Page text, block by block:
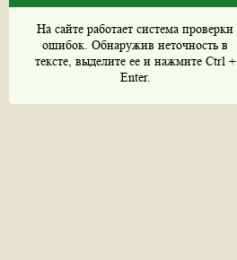
На сайте работает система проверки
ошибок. Обнаружив неточность в
тексте, выделите ее и нажмите Ctrl +
Enter.